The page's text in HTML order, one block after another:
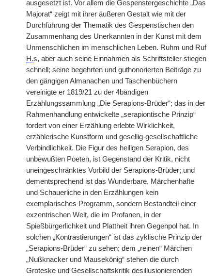
ausgesetzt ist. Vor allem die Gespenstergeschichte „Das
Majorat“ zeigt mit ihrer äußeren Gestalt wie mit der
Durchführung der Thematik des Gespenstischen den
Zusammenhang des Unerkannten in der Kunst mit dem
Unmenschlichen im menschlichen Leben. Ruhm und Ruf
H.s, aber auch seine Einnahmen als Schriftsteller stiegen
schnell; seine begehrten und guthonorierten Beiträge zu
den gängigen Almanachen und Taschenbüchern
vereinigte er 1819/21 zu der 4bändigen
Erzählungssammlung „Die Serapions-Brüder“; das in der
Rahmenhandlung entwickelte „serapiontische Prinzip“
fordert von einer Erzählung erlebte Wirklichkeit,
erzählerische Kunstform und gesellig-gesellschaftliche
Verbindlichkeit. Die Figur des heiligen Serapion, des
unbewußten Poeten, ist Gegenstand der Kritik, nicht
uneingeschränktes Vorbild der Serapions-Brüder; und
dementsprechend ist das Wunderbare, Märchenhafte
und Schauerliche in den Erzählungen kein
exemplarisches Programm, sondern Bestandteil einer
exzentrischen Welt, die im Profanen, in der
Spießbürgerlichkeit und Plattheit ihren Gegenpol hat. In
solchen „Kontrastierungen“ ist das zyklische Prinzip der
„Serapions-Brüder“ zu sehen; dem „reinen“ Märchen
„Nußknacker und Mausekönig“ stehen die durch
Groteske und Gesellschaftskritik desillusionierenden